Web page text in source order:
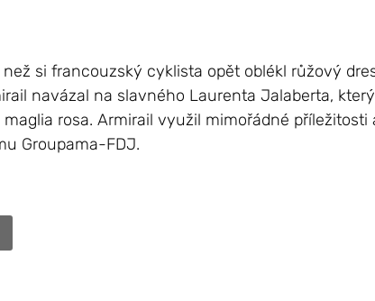
si francouzský cyklista opět oblékl růžový
navázal na slavného Laurenta Jalaberta,
rosa. Armirail využil mimořádné příležitosti
Groupama-FDJ.